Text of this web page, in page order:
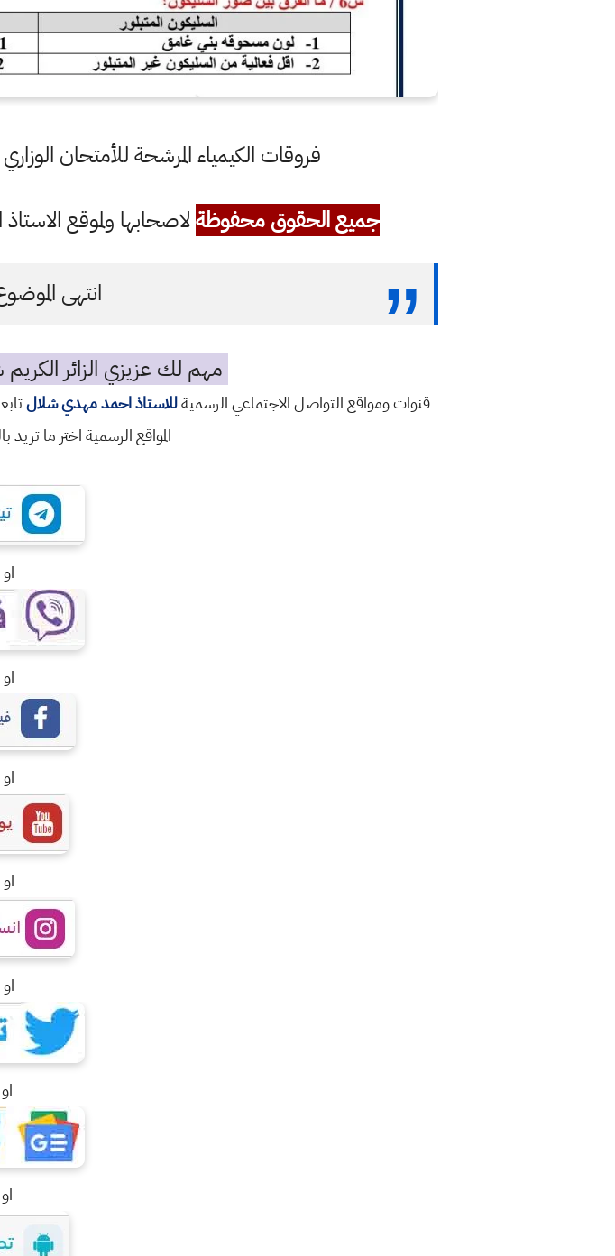
فروقات الكيمياء المرشحة للأمتحان الوزاري الدور الاول
جميع الحقوق محفوظةلاصحابها ولموقع
انتهى
مهم لك عزيزي الزائر
قنوات ومواقع التواصل الاجتماعي الرسميةللاستاذ احمد مهدي شلال
المواقع الرسمية اختر ما
او
او
او
او
او
او
او